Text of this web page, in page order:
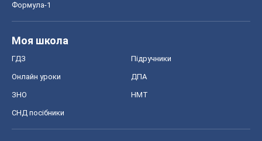
Формула-1
Моя школа
ГДЗ Підручники
Онлайн уроки ДПА
ЗНО НМТ
СНД посібники